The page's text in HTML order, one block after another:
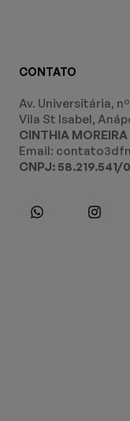
CONTATO
Av. Universitária,
Vila St Isabel,
CINTHIA
Email:
CNPJ: 58.219.541/